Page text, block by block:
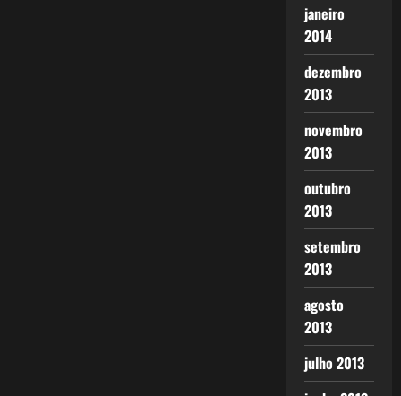
janeiro
2014
dezembro
2013
novembro
2013
outubro
2013
setembro
2013
agosto
2013
julho 2013